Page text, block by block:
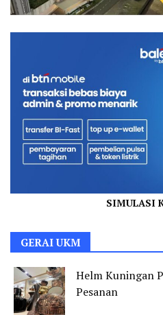
SIMULASI
GERAI UKM
Helm Kuningan
Pesanan